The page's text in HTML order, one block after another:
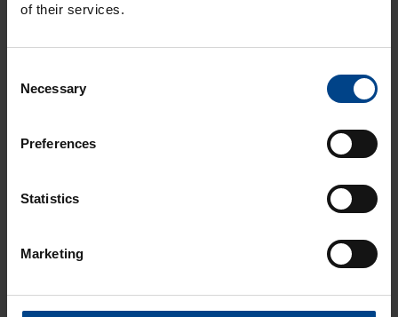
of their services.
Selection
Necessary
Preferences
Statistics
Marketing
myös sukopistorasiat.
mahdollistaa esim. lämmitys- ja lataussähkön